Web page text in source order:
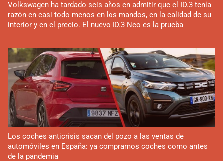
Volkswagen ha tardado seis años en admitir que el ID.3 tenía
razón en casi todo menos en los mandos, en la calidad de su
interior y en el precio. El nuevo ID.3 Neo es la prueba
Los coches anticrisis sacan del pozo a las ventas de
automóviles en España: ya compramos coches como antes
de la pandemia